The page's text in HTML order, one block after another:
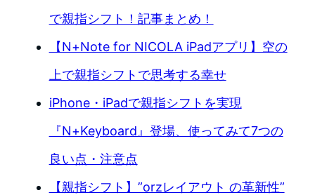
で親指シフト！記事まとめ！
【N+Note for NICOLA iPadアプリ】空の
上で親指シフトで思考する幸せ
iPhone・iPadで親指シフトを実現
『N+Keyboard』登場、使ってみて7つの
良い点・注意点
【親指シフト】”orzレイアウト の革新性”